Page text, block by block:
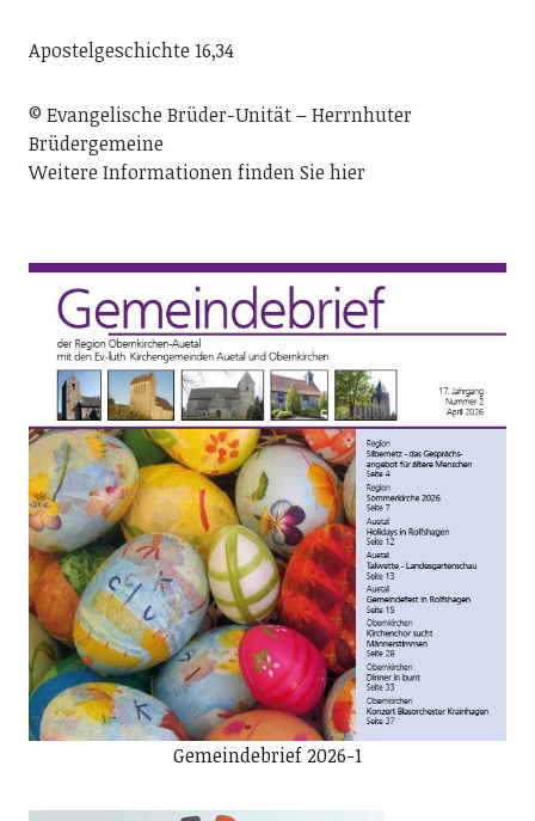
Apostelgeschichte 16,34
© Evangelische Brüder-Unität – Herrnhuter
Brüdergemeine
Weitere Informationen finden Sie hier
Gemeindebrief 2026-1